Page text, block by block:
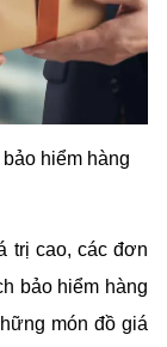
hiểm hàng
trị cao, các đơn
bảo hiểm hàng
món đồ giá